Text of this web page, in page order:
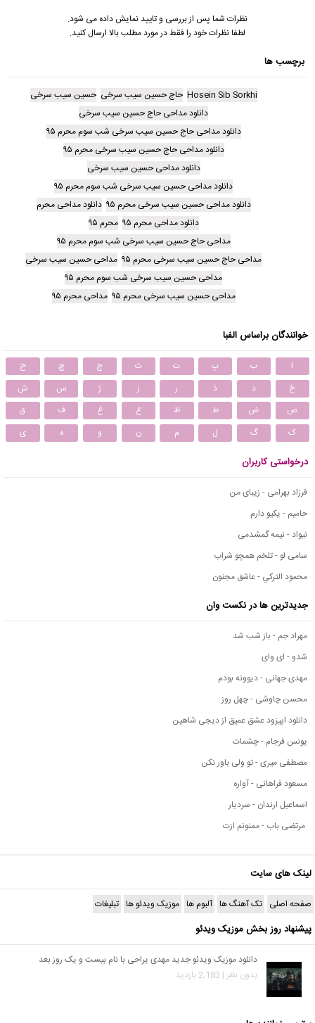
نظرات شما پس از بررسی و تایید نمایش داده می شود.
لطفا نظرات خود را فقط در مورد مطلب بالا ارسال کنید.
برچسب ها
Hosein Sib Sorkhi حاج حسین سیب سرخی حسین سیب سرخی
دانلود مداحی حاج حسین سیب سرخی
دانلود مداحی حاج حسین سیب سرخی شب سوم محرم ۹۵
دانلود مداحی حاج حسین سیب سرخی محرم ۹۵
دانلود مداحی حسین سیب سرخی
دانلود مداحی حسین سیب سرخی شب سوم محرم ۹۵
دانلود مداحی حسین سیب سرخی محرم ۹۵
دانلود مداحی محرم
دانلود مداحی محرم ۹۵
محرم ۹۵
مداحی حاج حسین سیب سرخی شب سوم محرم ۹۵
مداحی حاج حسین سیب سرخی محرم ۹۵
مداحی حسین سیب سرخی
مداحی حسین سیب سرخی شب سوم محرم ۹۵
مداحی حسین سیب سرخی محرم ۹۵
مداحی محرم ۹۵
خوانندگان براساس الفبا
ا ب پ ت ث ج چ
ح
خ
د ذ ر ز ژ س
ش
ص
ض ط ظ ع غ ف
ق
ک
گ ل م ن و ه ی
درخواستی کاربران
فرزاد بهرامی - زیبای من
حامیم - یکیو دارم
نیواد - نیمه گمشدمی
سامی لو - تلخم همچو شراب
محمود التركي - عاشق مجنون
جدیدترین ها در نکست وان
مهراد جم - باز شب شد
شدو - ای وای
مهدی جهانی - دیوونه بودم
محسن چاوشی - چهل روز
دانلود اپیزود عشق عمیق از دیجی شاهین
یونس فرجام - چشمات
مصطفی میری - تو ولی باور نکن
مسعود فراهانی - آواره
اسماعیل ارندان - سردیار
مرتضی باب - ممنونم ازت
لینک های سایت
صفحه اصلی تک آهنگ ها آلبوم ها موزیک ویدئو ها تبلیغات
پیشنهاد روز بخش موزیک ویدئو
دانلود موزیک ویدئو جدید مهدی یراحی با نام بیست و یک روز بعد
بدون نظر | 2,183 بازدید